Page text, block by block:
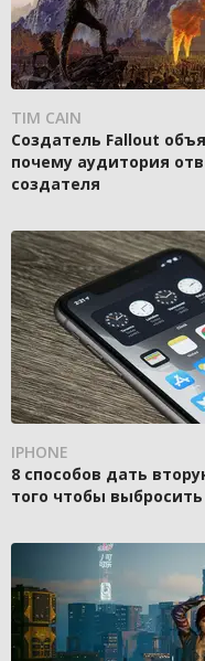
TIM CAIN
Создатель Fallout
почему аудитория
создателя
IPHONE
8 способов дать
того чтобы выбросить